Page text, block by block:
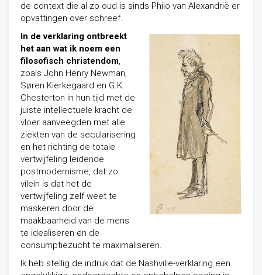
de context die al zo oud is sinds Philo van Alexandrië er
opvattingen over schreef.
In de verklaring ontbreekt
het aan wat ik noem een
filosofisch christendom,
zoals John Henry Newman,
Søren Kierkegaard en G.K.
Chesterton in hun tijd met de
juiste intellectuele kracht de
vloer aanveegden met alle
ziekten van de secularisering
en het richting de totale
vertwijfeling leidende
postmodernisme, dat zo
vilein is dat het de
vertwijfeling zelf weet te
maskeren door de
maakbaarheid van de mens
te idealiseren en de
consumptiezucht te maximaliseren.
Ik heb stellig de indruk dat de Nashville-verklaring een